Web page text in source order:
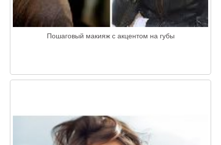
Пошаговый макияж с акцентом на губы